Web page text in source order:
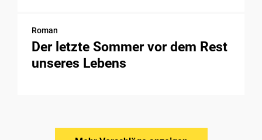
Roman
Der letzte Sommer vor dem Rest
unseres Lebens